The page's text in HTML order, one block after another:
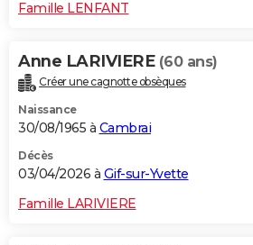
Famille LENFANT
Anne LARIVIERE (60 ans)
Créer une cagnotte obsèques
Naissance
30/08/1965 à Cambrai
Décès
03/04/2026 à Gif-sur-Yvette
Famille LARIVIERE